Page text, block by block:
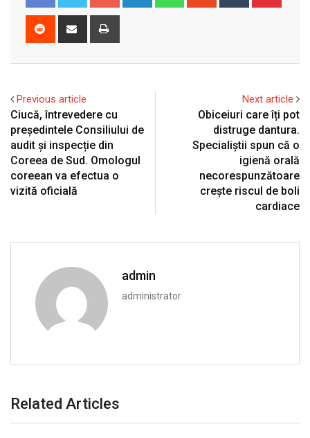
Reddit
Share
Previous article
Ciucă, întrevedere cu
președintele Consiliului de
audit și inspecție din
Coreea de Sud. Omologul
coreean va efectua o
vizită oficială
Next article
Obiceiuri care îți pot
distruge dantura.
Specialiștii spun că o
igienă orală
necorespunzătoare
crește riscul de boli
cardiace
admin
administrator
Related Articles